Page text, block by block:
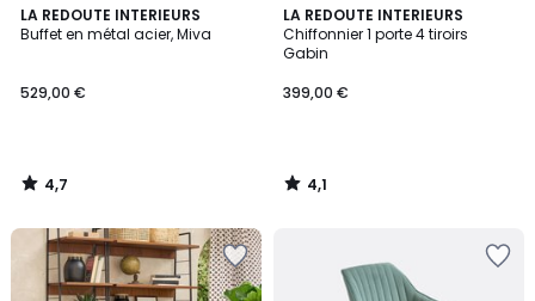
LA REDOUTE INTERIEURS
Buffet en métal acier, Miva
529,00 €
4,7
/ 5
4,7
/
LA REDOUTE INTERIEURS
Chiffonnier 1 porte 4 tiroirs
Gabin
399,00 €
4,1
/ 5
4,1
/